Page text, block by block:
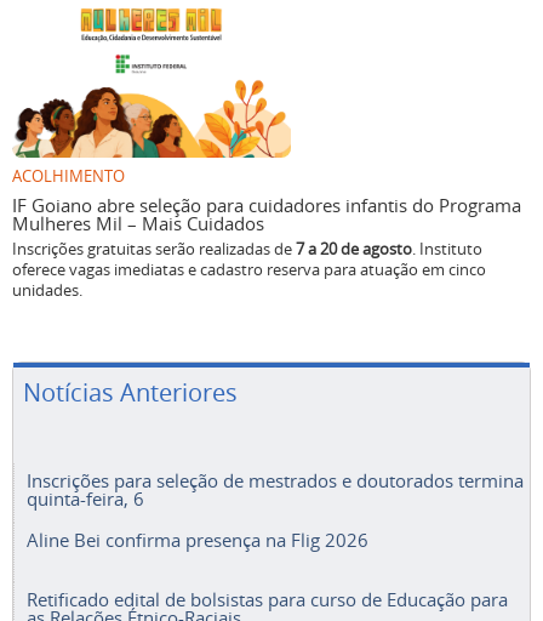
ACOLHIMENTO
IF Goiano abre seleção para cuidadores infantis do Programa
Mulheres Mil – Mais Cuidados
Inscrições gratuitas serão realizadas de7 a 20 de agosto. Instituto
oferece vagas imediatas e cadastro reserva para atuação em cinco
unidades.
Notícias Anteriores
Inscrições para seleção de mestrados e doutorados termina
quinta-feira, 6
Aline Bei confirma presença na Flig 2026
Retificado edital de bolsistas para curso de Educação para